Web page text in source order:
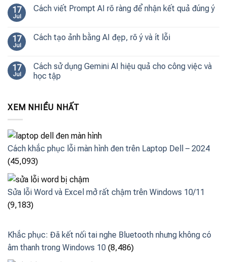
17
Jul
Cách viết Prompt AI rõ ràng để nhận kết quả đúng ý
17
Jul
Cách tạo ảnh bằng AI đẹp, rõ ý và ít lỗi
17
Jul
Cách sử dụng Gemini AI hiệu quả cho công việc và
học tập
XEM NHIỀU NHẤT
Cách khắc phục lỗi màn hình đen trên Laptop Dell – 2024
(45,093)
Sửa lỗi Word và Excel mở rất chậm trên Windows 10/11
(9,183)
Khắc phục: Đã kết nối tai nghe Bluetooth nhưng không có
âm thanh trong Windows 10 (8,486)